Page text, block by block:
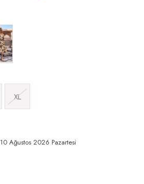
XL
10 Ağustos 2026 Pazartesi